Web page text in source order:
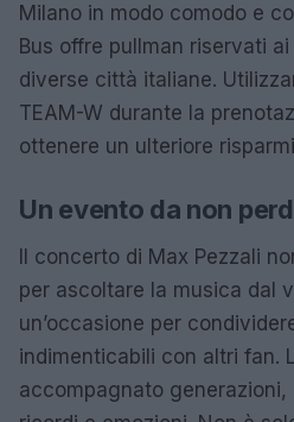
Milano in modo comodo e
Bus offre pullman riservati
diverse città italiane.
TEAM-W durante la
ottenere un ulteriore
Un evento da non
Il concerto di Max Pezzali
per ascoltare la musica dal
un’occasione per
indimenticabili con altri fan.
accompagnato